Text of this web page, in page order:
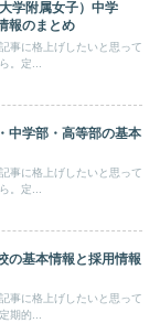
学附属女子）中学
報のまとめ
事に格上げしたいと思って
。定...
中学部・高等部の基本
事に格上げしたいと思って
。定...
の基本情報と採用情報
事に格上げしたいと思って
期的...